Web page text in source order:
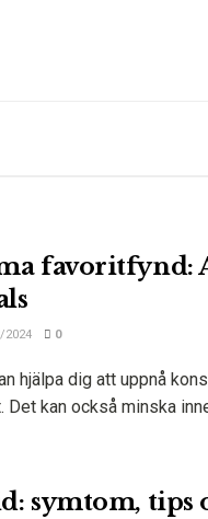
favoritfynd:
2024 0
hjälpa dig att uppnå
kan också minska
symtom, tips